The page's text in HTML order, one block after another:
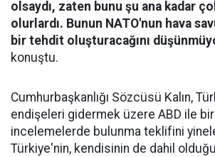
olsaydı, zaten bunu şu ana kadar
olurlardı. Bunun NATO'nun hava
bir tehdit oluşturacağını
konuştu.
Cumhurbaşkanlığı Sözcüsü Kalın,
endişeleri gidermek üzere ABD ile
incelemelerde bulunma teklifini
Türkiye'nin, kendisinin de dahil